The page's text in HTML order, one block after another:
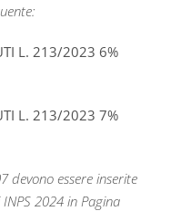
L. 213/2023 6%
L. 213/2023 7%
devono essere inserite
2024 in Pagina